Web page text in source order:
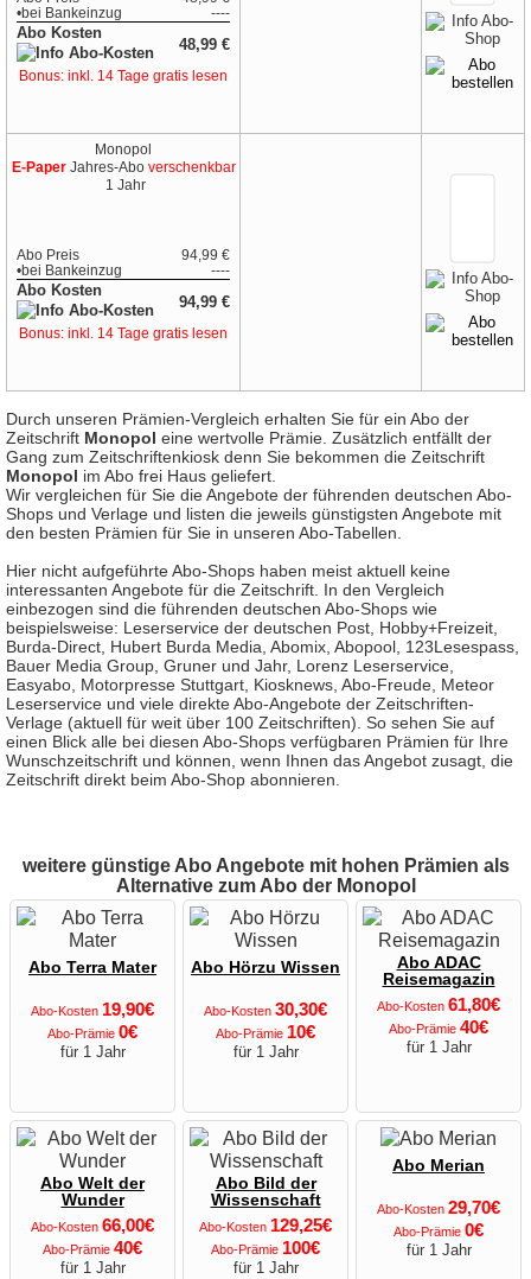
•bei Bankeinzug ----
Abo Kosten
48,99 €
Bonus: inkl. 14 Tage gratis lesen
Monopol
E-Paper Jahres-Aboverschenkbar
1 Jahr
Abo Preis
94,99 €
•bei Bankeinzug ----
Abo Kosten
94,99 €
Bonus: inkl. 14 Tage gratis lesen
Durch unseren Prämien-Vergleich erhalten Sie für ein Abo der
Zeitschrift Monopol eine wertvolle Prämie. Zusätzlich entfällt der
Gang zum Zeitschriftenkiosk denn Sie bekommen die Zeitschrift
Monopol
im Abo frei Haus geliefert.
Wir vergleichen für Sie die Angebote der führenden deutschen Abo-
Shops und Verlage und listen die jeweils günstigsten Angebote mit
den besten Prämien für Sie in unseren Abo-Tabellen.
Hier nicht aufgeführte Abo-Shops haben meist aktuell keine
interessanten Angebote für die Zeitschrift. In den Vergleich
einbezogen sind die führenden deutschen Abo-Shops wie
beispielsweise: Leserservice der deutschen Post, Hobby+Freizeit,
Burda-Direct, Hubert Burda Media, Abomix, Abopool, 123Lesespass,
Bauer Media Group, Gruner und Jahr, Lorenz Leserservice,
Easyabo, Motorpresse Stuttgart, Kiosknews, Abo-Freude, Meteor
Leserservice und viele direkte Abo-Angebote der Zeitschriften-
Verlage (aktuell für weit über 100 Zeitschriften). So sehen Sie auf
einen Blick alle bei diesen Abo-Shops verfügbaren Prämien für Ihre
Wunschzeitschrift und können, wenn Ihnen das Angebot zusagt, die
Zeitschrift direkt beim Abo-Shop abonnieren.
weitere günstige Abo Angebote mit hohen Prämien als
Alternative zum Abo der Monopol
Abo Terra Mater
Abo-Kosten 19,90€
Abo-Prämie 0€
für 1 Jahr
Abo Hörzu Wissen
Abo-Kosten 30,30€
Abo-Prämie 10€
für 1 Jahr
Abo ADAC
Reisemagazin
Abo-Kosten 61,80€
Abo-Prämie 40€
für 1 Jahr
Abo Welt der
Wunder
Abo-Kosten 66,00€
Abo-Prämie 40€
für 1 Jahr
Abo Bild der
Wissenschaft
Abo-Kosten 129,25€
Abo-Prämie 100€
für 1 Jahr
Abo Merian
Abo-Kosten 29,70€
Abo-Prämie 0€
für 1 Jahr